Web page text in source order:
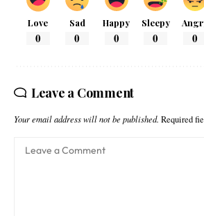
Love
0
Sad
0
Happy
0
Sleepy
0 0
Leave a Comment
Your email address will not be published. Required